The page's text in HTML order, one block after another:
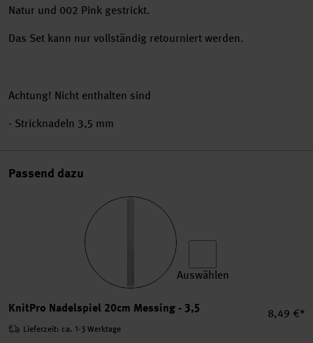
Natur und 002 Pink gestrickt.
Das Set kann nur vollständig retourniert werden.
Achtung! Nicht enthalten sind
- Stricknadeln 3,5 mm
Passend dazu
Auswählen
KnitPro Nadelspiel 20cm Messing - 3,5
8,49 €*
Lieferzeit: ca. 1-3 Werktage